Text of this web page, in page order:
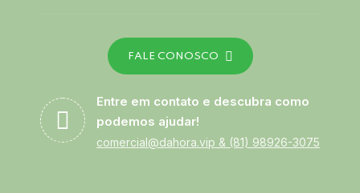
FALE CONOSCO
Entre em contato e descubra como
podemos ajudar!
comercial@dahora.vip & (81) 98926-3075